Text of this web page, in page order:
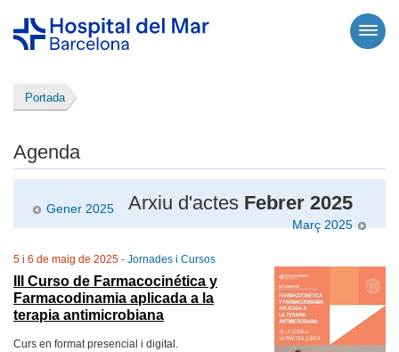
Portada
Agenda
Gener 2025 Arxiu d'actes Febrer 2025
Març 2025
5 i 6 de maig de 2025 - Jornades i Cursos
III Curso de Farmacocinética y
Farmacodinamia aplicada a la
terapia antimicrobiana
Curs en format presencial i digital.